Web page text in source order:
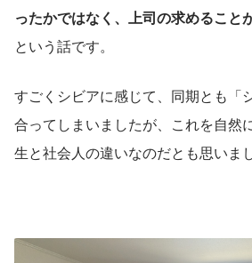
ったかではなく、上司の求めること
という話です。
すごくシビアに感じて、同期とも「
合ってしまいましたが、これを自然
生と社会人の違いなのだとも思いまし